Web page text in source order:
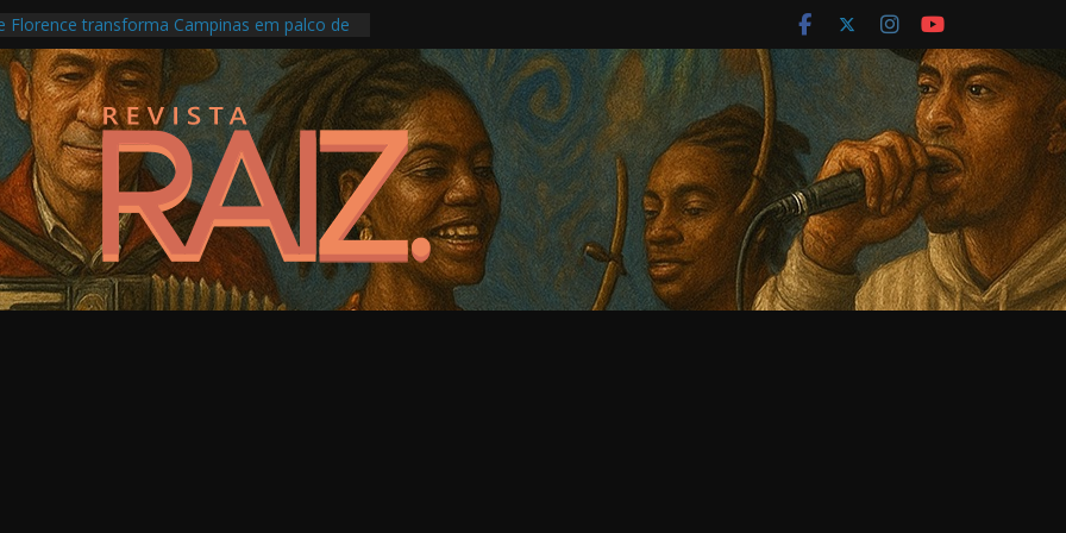
Florence transforma Campinas em palco de
memória e crise climática
religiosidades múltiplas em evento online no
propõe novo olhar sobre artistas que
visual
percorre memórias e territórios de
Indígenas com programação intensa no